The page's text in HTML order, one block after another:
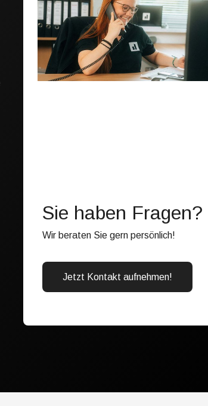
Sie haben Fragen?
Wir beraten Sie gern persönlich!
Jetzt Kontakt aufnehmen!